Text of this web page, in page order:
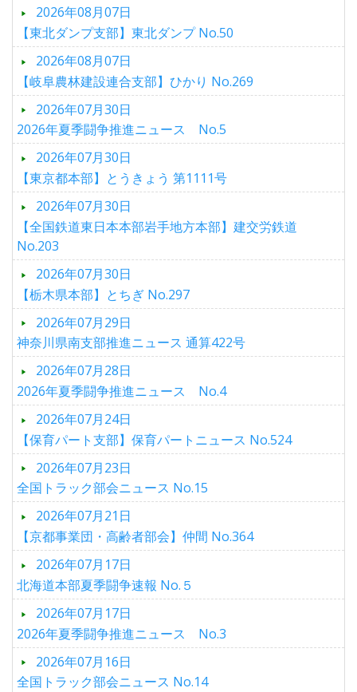
2026年08月07日
【東北ダンプ支部】東北ダンプ No.50
2026年08月07日
【岐阜農林建設連合支部】ひかり No.269
2026年07月30日
2026年夏季闘争推進ニュース No.5
2026年07月30日
【東京都本部】とうきょう 第1111号
2026年07月30日
【全国鉄道東日本本部岩手地方本部】建交労鉄道
No.203
2026年07月30日
【栃木県本部】とちぎ No.297
2026年07月29日
神奈川県南支部推進ニュース 通算422号
2026年07月28日
2026年夏季闘争推進ニュース No.4
2026年07月24日
【保育パート支部】保育パートニュース No.524
2026年07月23日
全国トラック部会ニュース No.15
2026年07月21日
【京都事業団・高齢者部会】仲間 No.364
2026年07月17日
北海道本部夏季闘争速報 No.５
2026年07月17日
2026年夏季闘争推進ニュース No.3
2026年07月16日
全国トラック部会ニュース No.14